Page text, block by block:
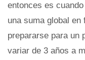
entonces es
una suma global en
prepararse para un
variar de 3 años a